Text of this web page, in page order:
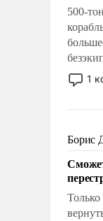
500-
стало
и ее
1
Борис
Только